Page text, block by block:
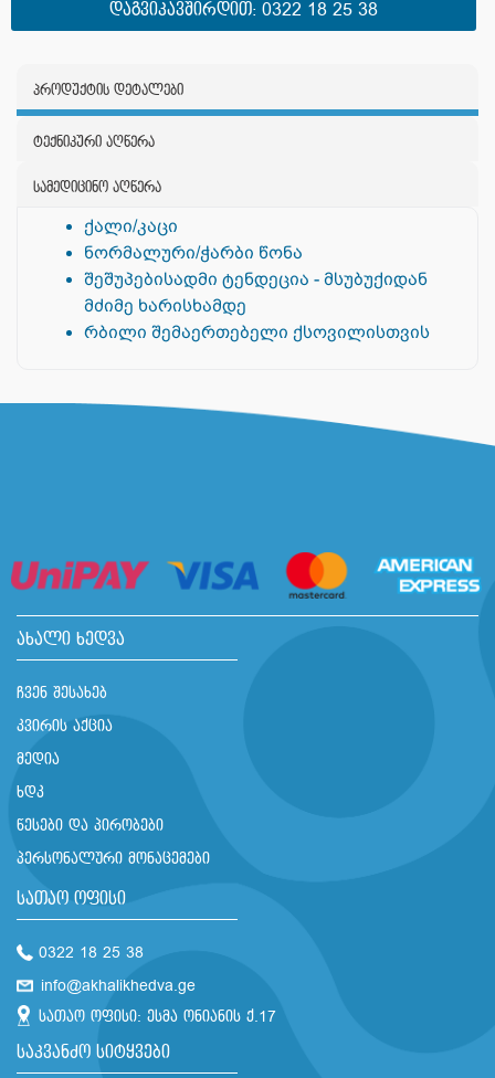
ᲓᲐᲒᲕᲘᲙᲐᲕᲨᲘᲠᲓᲘᲗ:0322 18 25 38
პროდუქტის დეტალები
ტექნიკური აღწერა
სამედიცინო აღწერა
ქალი/კაცი
ნორმალური/ჭარბი წონა
შეშუპებისადმი ტენდეცია - მსუბუქიდან
მძიმე ხარისხამდე
რბილი შემაერთებელი ქსოვილისთვის
ახალი ხედვა
ჩვენ შესახებ
კვირის აქცია
მედია
ხდკ
წესები და პირობები
პერსონალური მონაცემები
სათაო ოფისი
0322 18 25 38
info@akhalikhedva.ge
სათაო ოფისი: ესმა ონიანის ქ.17
საკვანძო სიტყვები